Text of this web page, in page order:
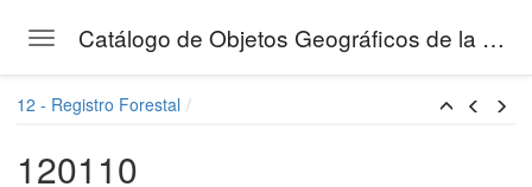
Toggle navigation Catálogo de Objetos Geográficos de la Gestión Forestal del SERFOR
12 - Registro Forestal
120110